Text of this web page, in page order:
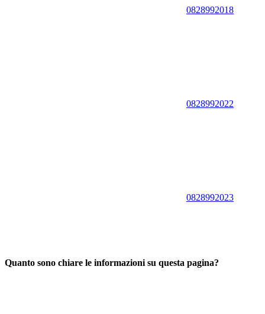
0828992018
0828992022
0828992023
Quanto sono chiare le informazioni su questa pagina?